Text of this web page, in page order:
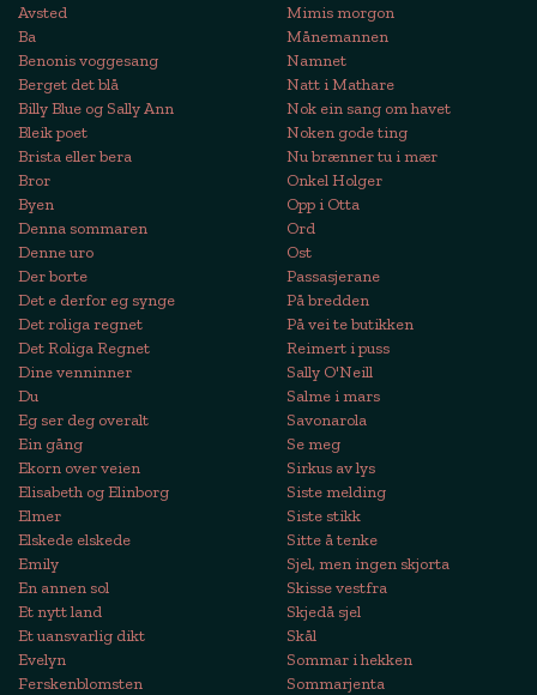
Avsted
Ba
Benonis voggesang
Berget det blå
Billy Blue og Sally Ann
Bleik poet
Brista eller bera
Bror
Byen
Denna sommaren
Denne uro
Der borte
Det e derfor eg synge
Det roliga regnet
Det Roliga Regnet
Dine venninner
Du
Eg ser deg overalt
Ein gång
Ekorn over veien
Elisabeth og Elinborg
Elmer
Elskede elskede
Emily
En annen sol
Et nytt land
Et uansvarlig dikt
Evelyn
Ferskenblomsten
Mimis morgon
Månemannen
Namnet
Natt i Mathare
Nok ein sang om havet
Noken gode ting
Nu brænner tu i mær
Onkel Holger
Opp i Otta
Ord
Ost
Passasjerane
På bredden
På vei te butikken
Reimert i puss
Sally O'Neill
Salme i mars
Savonarola
Se meg
Sirkus av lys
Siste melding
Siste stikk
Sitte å tenke
Sjel, men ingen skjorta
Skisse vestfra
Skjedå sjel
Skål
Sommar i hekken
Sommarjenta